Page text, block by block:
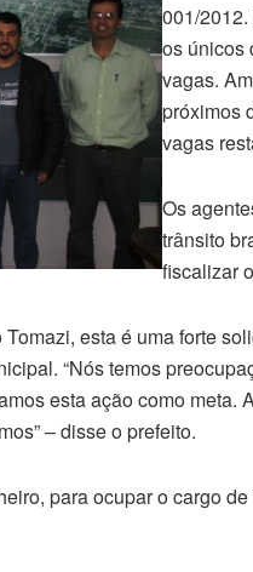
001/
os únicos
vagas.
próximos
vagas
Os
trânsito
fiscalizar
esta é uma forte
“Nós temos
esta ação como
– disse o prefeito.
para ocupar o cargo